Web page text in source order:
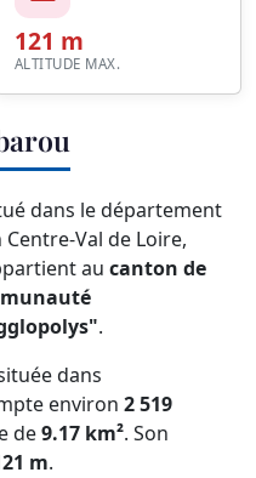
121 m
ALTITUDE MAX.
dans le département
Val de Loire,
au canton de
.
dans
environ 2 519
de9.17 km². Son
m.